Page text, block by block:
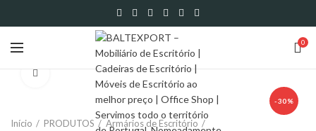
0
-30%
Click to enlarge
Início PRODUTOS
Armários de Escritório